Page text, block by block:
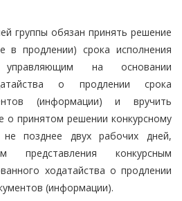
группы обязан принять решение
в продлении) срока исполнения
на основании
о продлении срока
(информации) и вручить
о принятом решении конкурсному
позднее двух рабочих дней,
конкурсным
ходатайства о продлении
(информации).